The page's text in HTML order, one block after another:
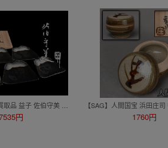
円 1760円